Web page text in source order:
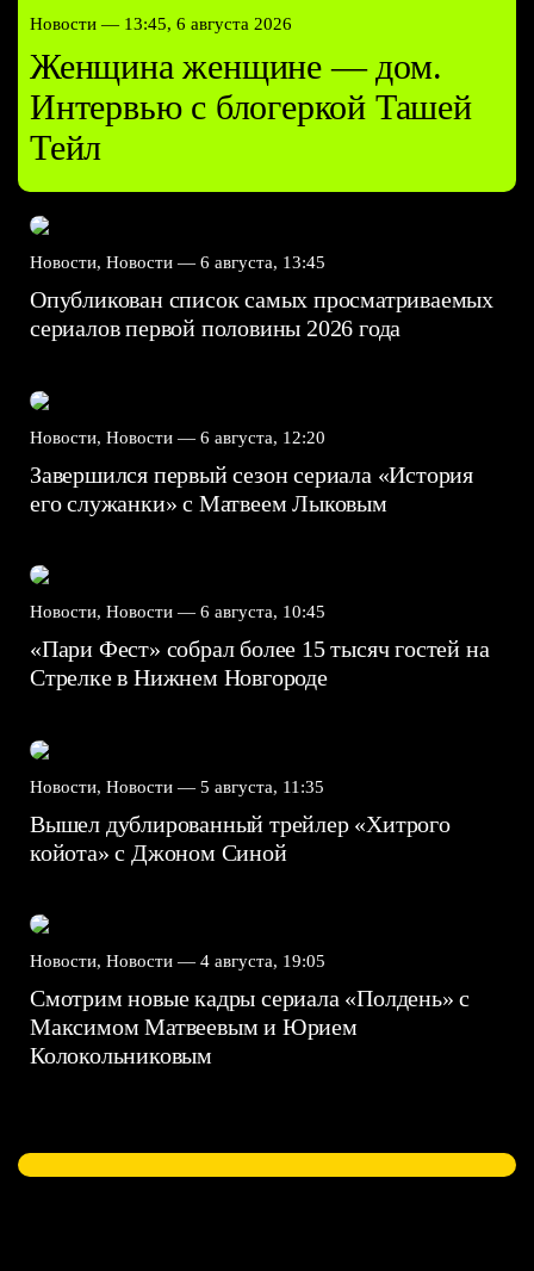
Новости — 13:45, 6 августа 2026
Женщина женщине — дом.
Интервью с блогеркой Ташей
Тейл
Новости, Новости — 6 августа, 13:45
Опубликован список самых просматриваемых
сериалов первой половины 2026 года
Новости, Новости — 6 августа, 12:20
Завершился первый сезон сериала «История
его служанки» с Матвеем Лыковым
Новости, Новости — 6 августа, 10:45
«Пари Фест» собрал более 15 тысяч гостей на
Стрелке в Нижнем Новгороде
Новости, Новости — 5 августа, 11:35
Вышел дублированный трейлер «Хитрого
койота» с Джоном Синой
Новости, Новости — 4 августа, 19:05
Смотрим новые кадры сериала «Полдень» с
Максимом Матвеевым и Юрием
Колокольниковым